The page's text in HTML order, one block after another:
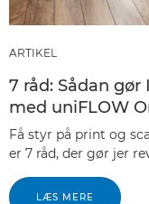
ARTIKEL
7 råd: Sådan
med uniFLOW
Få styr på print og
er 7 råd, der gør jer
LÆS MERE